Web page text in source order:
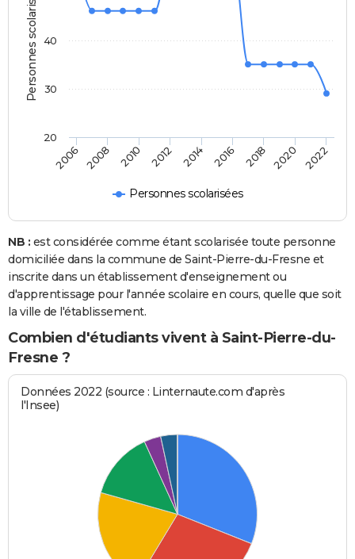
Personnes scolarisées
Personnes scolarisées
2006 2008 2010 2012 2014 2016 2018 2020 2022
20
30
40
NB : est considérée comme étant scolarisée toute personne
domiciliée dans la commune de Saint-Pierre-du-Fresne et
inscrite dans un établissement d'enseignement ou
d'apprentissage pour l'année scolaire en cours, quelle que soit
la ville de l'établissement.
Combien d'étudiants vivent à Saint-Pierre-du-
Fresne ?
Données 2022 (source : Linternaute.com d'après
l'Insee)